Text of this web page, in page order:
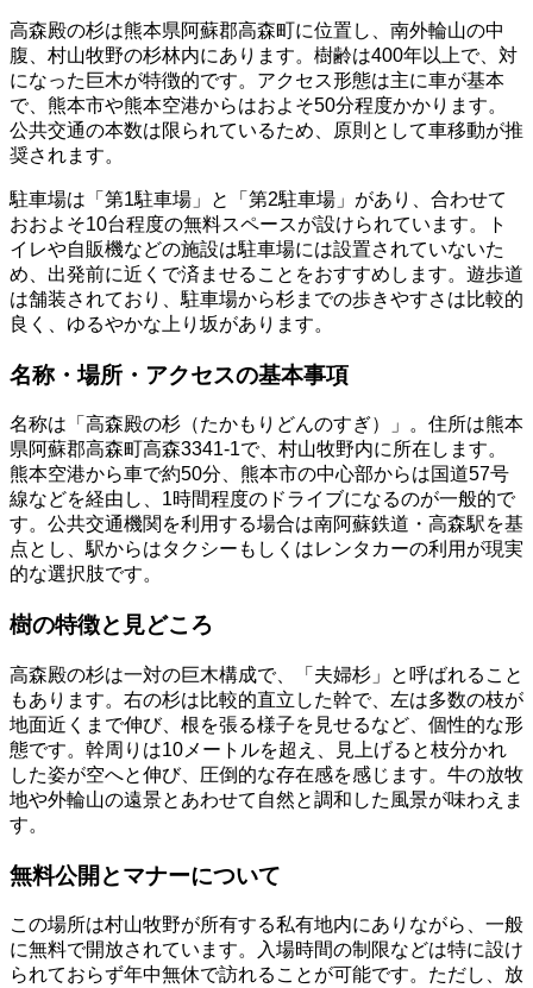
高森殿の杉は熊本県阿蘇郡高森町に位置し、南外輪山の中
腹、村山牧野の杉林内にあります。樹齢は400年以上で、対
になった巨木が特徴的です。アクセス形態は主に車が基本
で、熊本市や熊本空港からはおよそ50分程度かかります。
公共交通の本数は限られているため、原則として車移動が推
奨されます。
駐車場は「第1駐車場」と「第2駐車場」があり、合わせて
おおよそ10台程度の無料スペースが設けられています。ト
イレや自販機などの施設は駐車場には設置されていないた
め、出発前に近くで済ませることをおすすめします。遊歩道
は舗装されており、駐車場から杉までの歩きやすさは比較的
良く、ゆるやかな上り坂があります。
名称・場所・アクセスの基本事項
名称は「高森殿の杉（たかもりどんのすぎ）」。住所は熊本
県阿蘇郡高森町高森3341-1で、村山牧野内に所在します。
熊本空港から車で約50分、熊本市の中心部からは国道57号
線などを経由し、1時間程度のドライブになるのが一般的で
す。公共交通機関を利用する場合は南阿蘇鉄道・高森駅を基
点とし、駅からはタクシーもしくはレンタカーの利用が現実
的な選択肢です。
樹の特徴と見どころ
高森殿の杉は一対の巨木構成で、「夫婦杉」と呼ばれること
もあります。右の杉は比較的直立した幹で、左は多数の枝が
地面近くまで伸び、根を張る様子を見せるなど、個性的な形
態です。幹周りは10メートルを超え、見上げると枝分かれ
した姿が空へと伸び、圧倒的な存在感を感じます。牛の放牧
地や外輪山の遠景とあわせて自然と調和した風景が味わえま
す。
無料公開とマナーについて
この場所は村山牧野が所有する私有地内にありながら、一般
に無料で開放されています。入場時間の制限などは特に設け
られておらず年中無休で訪れることが可能です。ただし、放